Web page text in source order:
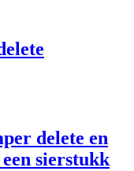
delete en
sierstukk